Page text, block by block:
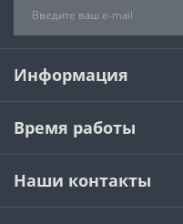
Информация
Время работы
Наши контакты